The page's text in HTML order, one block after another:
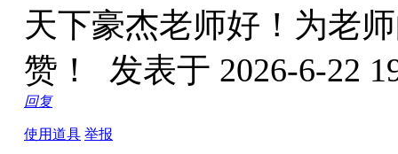
天下豪杰老师好！为老
赞！ 发表于 2026-6-22
回复
使用道具 举报